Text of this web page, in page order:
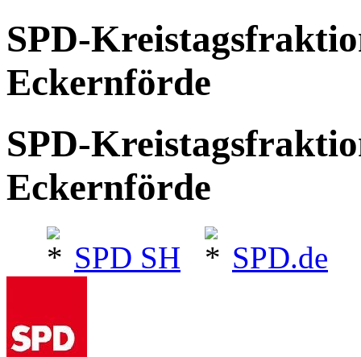
SPD-
Eckernförde
SPD-
Eckernförde
SPD SH SPD.de